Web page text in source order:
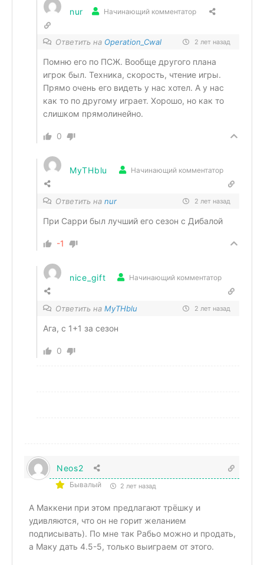
nur Начинающий комментатор
Ответить на Operation_Cwal 2 лет назад
Помню его по ПСЖ. Вообще другого плана
игрок был. Техника, скорость, чтение игры.
Прямо очень его видеть у нас хотел. А у нас
как то по другому играет. Хорошо, но как то
слишком прямолинейно.
0
MyTHblu Начинающий комментатор
Ответить на nur 2 лет назад
При Сарри был лучший его сезон с Дибалой
-1
nice_gift Начинающий комментатор
Ответить на MyTHblu 2 лет назад
Ага, с 1+1 за сезон
0
Neos2
Бывалый 2 лет назад
А Маккени при этом предлагают трёшку и
удивляются, что он не горит желанием
подписывать). По мне так Рабьо можно и продать,
а Маку дать 4.5-5, только выиграем от этого.